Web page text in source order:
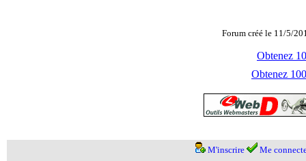
Forum créé le 11/5/
Obtenez
Obtenez
M'inscrire Me